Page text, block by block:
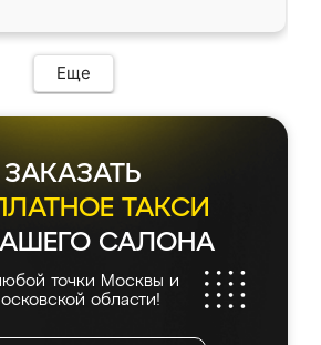
Еще
ЗАКАЗАТЬ
ТАКСИ
САЛОНА
точки Москвы и
области!